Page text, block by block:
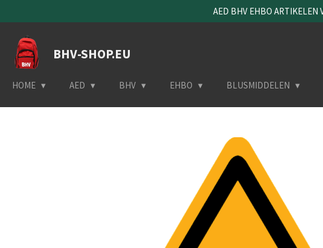
direct
naar
hoofdinhoud
AED BHV EHBO ARTIKELEN
BHV-SHOP.EU
HOME AED BHV EHBO BLUSMIDDELEN